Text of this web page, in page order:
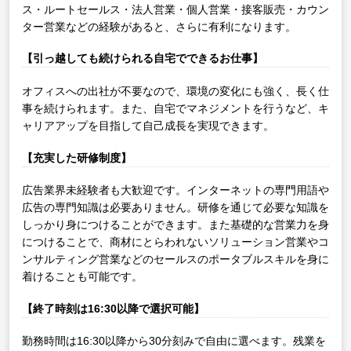
ス・ルートセールス・法人営業・個人営業・接客販売・カウン
ター営業などの経験があると、さらに有利になります。
【引っ越しても続けられる自宅でできるお仕事】
オフィスへの出社が不要なので、環境の変化にも強く、長く仕
事を続けられます。また、自宅でマネジメントを行うなど、キ
ャリアアップを目指して自己成長を実現できます。
【充実した研修制度】
広告業界未経験者も大歓迎です。インターネットの専門用語や
広告の専門知識は必要ありません。研修を通じて必要な知識を
しっかり身につけることができます。また基礎的な営業力を身
につけることで、商材にとらわれないソリューション営業やコ
ンサルティング営業などのセールスのポータブルスキルを身に
着けることも可能です。
【終了時刻は16:30以降で選択可能】
勤務時間は16:30以降から30分刻みで自由に選べます。残業を